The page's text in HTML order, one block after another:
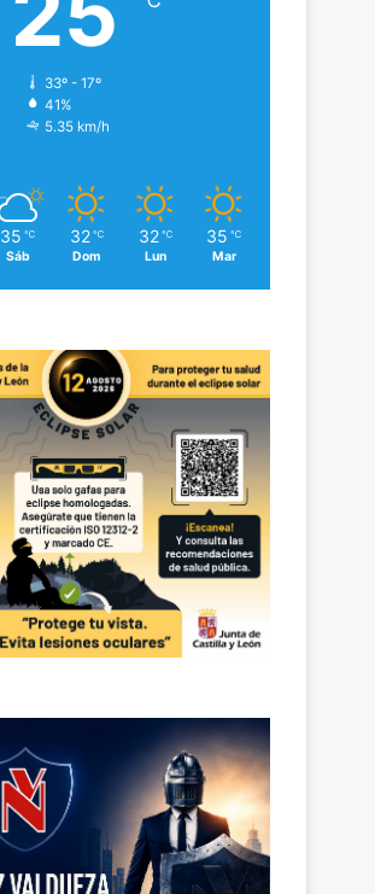
33º - 17º
41%
5.35 km/h
35 ℃
Sáb
32 ℃
Dom
32 ℃
Lun
35 ℃
Mar